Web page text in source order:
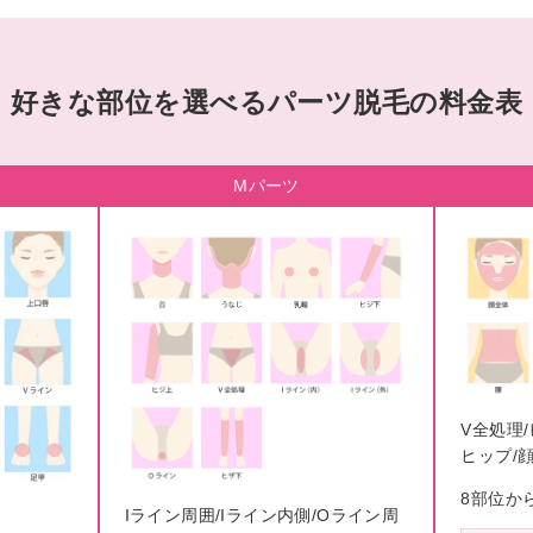
好きな部位を選べるパーツ脱毛の料金表
Mパーツ
Iライン周囲/Iライン内側/Oライン周
V全処理
ヒップ/
8部位か